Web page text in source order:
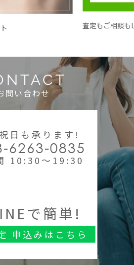
査定もご相談も
問い合わせ
日も承ります!
6263-0835
10:30～19:30
で簡単!
申込みはこちら